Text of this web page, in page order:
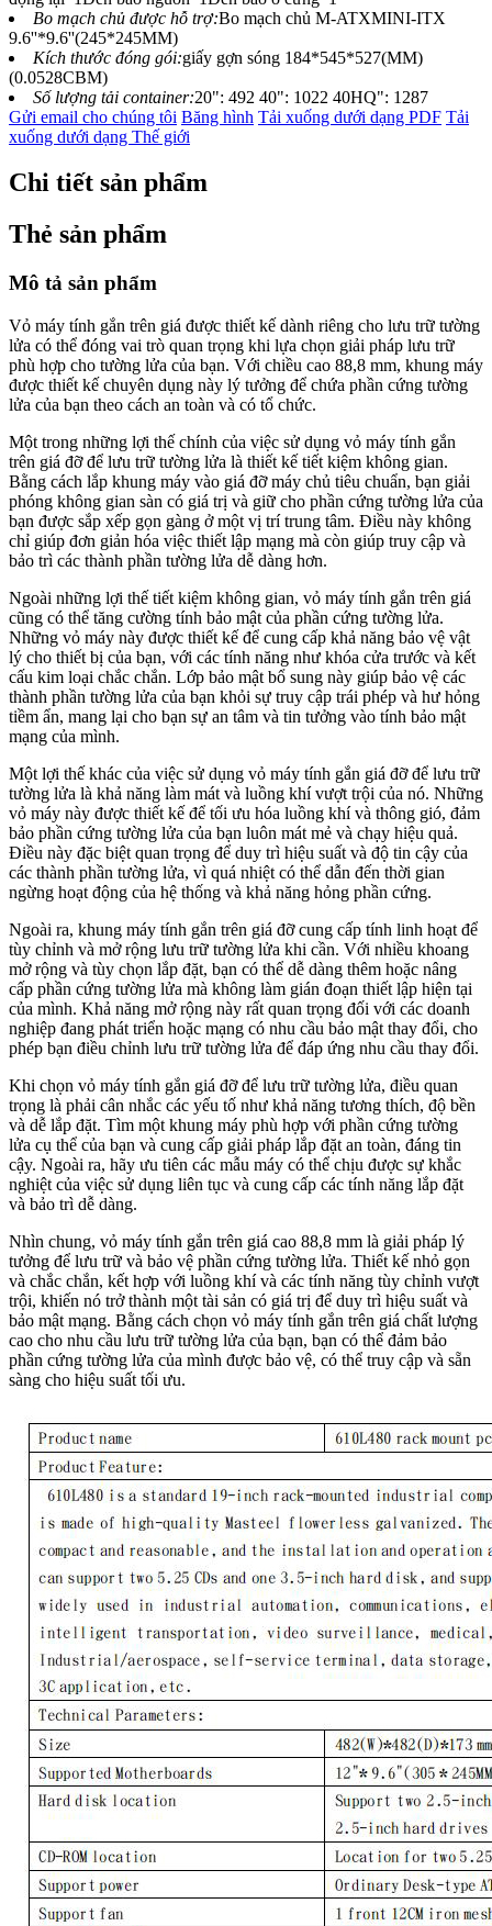
Bo mạch chủ được hỗ trợ:Bo mạch chủ M-ATXMINI-ITX
9.6''*9.6''(245*245MM)
Kích thước đóng gói:giấy gợn sóng 184*545*527(MM)
(0.0528CBM)
Số lượng tải container:20": 492 40": 1022 40HQ": 1287
Gửi email cho chúng tôi Băng hình Tải xuống dưới dạng PDF Tải
xuống dưới dạng Thế giới
Chi tiết sản phẩm
Thẻ sản phẩm
Mô tả sản phẩm
Vỏ máy tính gắn trên giá được thiết kế dành riêng cho lưu trữ tường
lửa có thể đóng vai trò quan trọng khi lựa chọn giải pháp lưu trữ
phù hợp cho tường lửa của bạn. Với chiều cao 88,8 mm, khung máy
được thiết kế chuyên dụng này lý tưởng để chứa phần cứng tường
lửa của bạn theo cách an toàn và có tổ chức.
Một trong những lợi thế chính của việc sử dụng vỏ máy tính gắn
trên giá đỡ để lưu trữ tường lửa là thiết kế tiết kiệm không gian.
Bằng cách lắp khung máy vào giá đỡ máy chủ tiêu chuẩn, bạn giải
phóng không gian sàn có giá trị và giữ cho phần cứng tường lửa của
bạn được sắp xếp gọn gàng ở một vị trí trung tâm. Điều này không
chỉ giúp đơn giản hóa việc thiết lập mạng mà còn giúp truy cập và
bảo trì các thành phần tường lửa dễ dàng hơn.
Ngoài những lợi thế tiết kiệm không gian, vỏ máy tính gắn trên giá
cũng có thể tăng cường tính bảo mật của phần cứng tường lửa.
Những vỏ máy này được thiết kế để cung cấp khả năng bảo vệ vật
lý cho thiết bị của bạn, với các tính năng như khóa cửa trước và kết
cấu kim loại chắc chắn. Lớp bảo mật bổ sung này giúp bảo vệ các
thành phần tường lửa của bạn khỏi sự truy cập trái phép và hư hỏng
tiềm ẩn, mang lại cho bạn sự an tâm và tin tưởng vào tính bảo mật
mạng của mình.
Một lợi thế khác của việc sử dụng vỏ máy tính gắn giá đỡ để lưu trữ
tường lửa là khả năng làm mát và luồng khí vượt trội của nó. Những
vỏ máy này được thiết kế để tối ưu hóa luồng khí và thông gió, đảm
bảo phần cứng tường lửa của bạn luôn mát mẻ và chạy hiệu quả.
Điều này đặc biệt quan trọng để duy trì hiệu suất và độ tin cậy của
các thành phần tường lửa, vì quá nhiệt có thể dẫn đến thời gian
ngừng hoạt động của hệ thống và khả năng hỏng phần cứng.
Ngoài ra, khung máy tính gắn trên giá đỡ cung cấp tính linh hoạt để
tùy chỉnh và mở rộng lưu trữ tường lửa khi cần. Với nhiều khoang
mở rộng và tùy chọn lắp đặt, bạn có thể dễ dàng thêm hoặc nâng
cấp phần cứng tường lửa mà không làm gián đoạn thiết lập hiện tại
của mình. Khả năng mở rộng này rất quan trọng đối với các doanh
nghiệp đang phát triển hoặc mạng có nhu cầu bảo mật thay đổi, cho
phép bạn điều chỉnh lưu trữ tường lửa để đáp ứng nhu cầu thay đổi.
Khi chọn vỏ máy tính gắn giá đỡ để lưu trữ tường lửa, điều quan
trọng là phải cân nhắc các yếu tố như khả năng tương thích, độ bền
và dễ lắp đặt. Tìm một khung máy phù hợp với phần cứng tường
lửa cụ thể của bạn và cung cấp giải pháp lắp đặt an toàn, đáng tin
cậy. Ngoài ra, hãy ưu tiên các mẫu máy có thể chịu được sự khắc
nghiệt của việc sử dụng liên tục và cung cấp các tính năng lắp đặt
và bảo trì dễ dàng.
Nhìn chung, vỏ máy tính gắn trên giá cao 88,8 mm là giải pháp lý
tưởng để lưu trữ và bảo vệ phần cứng tường lửa. Thiết kế nhỏ gọn
và chắc chắn, kết hợp với luồng khí và các tính năng tùy chỉnh vượt
trội, khiến nó trở thành một tài sản có giá trị để duy trì hiệu suất và
bảo mật mạng. Bằng cách chọn vỏ máy tính gắn trên giá chất lượng
cao cho nhu cầu lưu trữ tường lửa của bạn, bạn có thể đảm bảo
phần cứng tường lửa của mình được bảo vệ, có thể truy cập và sẵn
sàng cho hiệu suất tối ưu.